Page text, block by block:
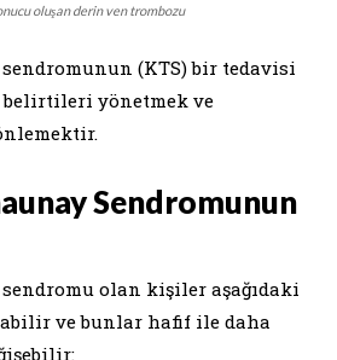
oluşan derin ven trombozu
(KTS) bir tedavisi
belirtileri yönetmek ve
Sendromunun
olan kişiler aşağıdaki
ve bunlar hafif ile daha